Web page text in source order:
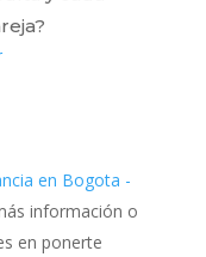
en Bogota -
información o
en ponerte